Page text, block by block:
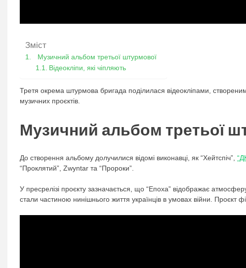
Зміст
Музичний альбом третьої штурмової
Відеокліпи, які чіпляють
Третя окрема штурмова бригада поділилася відеокліпами,
музичних проєктів.
Музичний альбом третьої
До створення альбому долучилися відомі виконавці, як “Хейтспіч”,
“Проклятий”, Zwyntar та “Пророки”.
У пресрелізі проєкту зазначається, що “Епоха” відображає
стали частиною нинішнього життя українців в умовах війни. Проєкт